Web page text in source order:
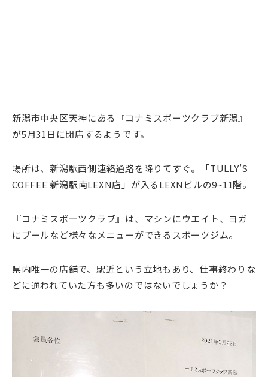
新潟市中央区天神にある『コナミスポーツクラブ新潟』
が5月31日に閉店するようです。
場所は、新潟駅西側連絡通路を降りてすぐ。「TULLY’S
COFFEE 新潟駅南LEXN店」が入るLEXNビルの9~11階。
『コナミスポーツクラブ』は、マシンにウエイト、ヨガ
にプールなど様々なメニューができるスポーツジム。
県内唯一の店舗で、駅近という立地もあり、仕事終わりな
どに通われていた方も多いのではないでしょうか？